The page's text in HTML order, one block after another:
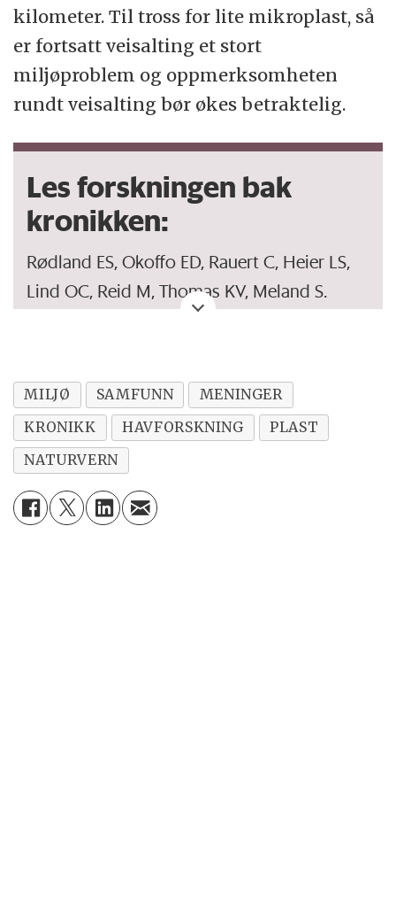
kilometer. Til tross for lite mikroplast, så
er fortsatt veisalting et stort
miljøproblem og oppmerksomheten
rundt veisalting bør økes betraktelig.
Les forskningen bak
kronikken:
Rødland ES, Okoffo ED, Rauert C, Heier LS,
Lind OC, Reid M, Thomas KV, Meland S.
microplastics particles from roads».
of the Total Environment,2020.DOI:
10.1016/j.scitotenv.2020.139352
svenske og norske veimyndigheter gjennom
MILJØ SAMFUNN
MENINGER
KRONIKK
HAVFORSKNING
PLAST
NATURVERN